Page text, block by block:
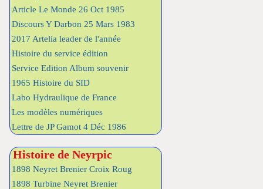
Article Le Monde 26 Oct 1985
Discours Y Darbon 25 Mars 1983
2017 Artelia leader de l'année
Histoire du service édition
Service Edition Album souvenir
1965 Histoire du SID
Labo Hydraulique de France
Les modèles numériques
Lettre de JP Gamot 4 Déc 1986
Histoire de Neyrpic
1898 Neyret Brenier Croix Roug
1898 Turbine Neyret Brenier